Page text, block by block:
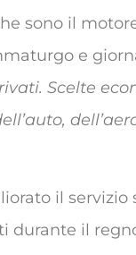
sono il
e
Scelte
il servizio
durante il